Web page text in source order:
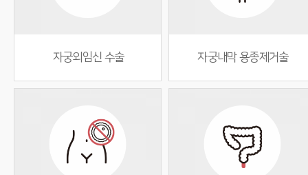
자궁외임신 수술 자궁내막 용종제거술